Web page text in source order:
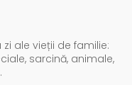
ale vieții de familie:
sarcină, animale,